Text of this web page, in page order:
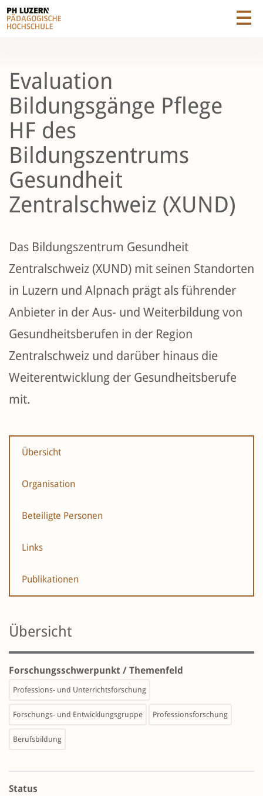
Evaluation
Bildungsgänge Pflege
HF des
Bildungszentrums
Gesundheit
Zentralschweiz (XUND)
Das Bildungszentrum Gesundheit
Zentralschweiz (XUND) mit seinen Standorten
in Luzern und Alpnach prägt als führender
Anbieter in der Aus- und Weiterbildung von
Gesundheitsberufen in der Region
Zentralschweiz und darüber hinaus die
Weiterentwicklung der Gesundheitsberufe
mit.
Übersicht
Organisation
Beteiligte Personen
Links
Publikationen
Übersicht
Forschungsschwerpunkt / Themenfeld
Professions- und Unterrichtsforschung
Forschungs- und Entwicklungsgruppe Professionsforschung
Berufsbildung
Status